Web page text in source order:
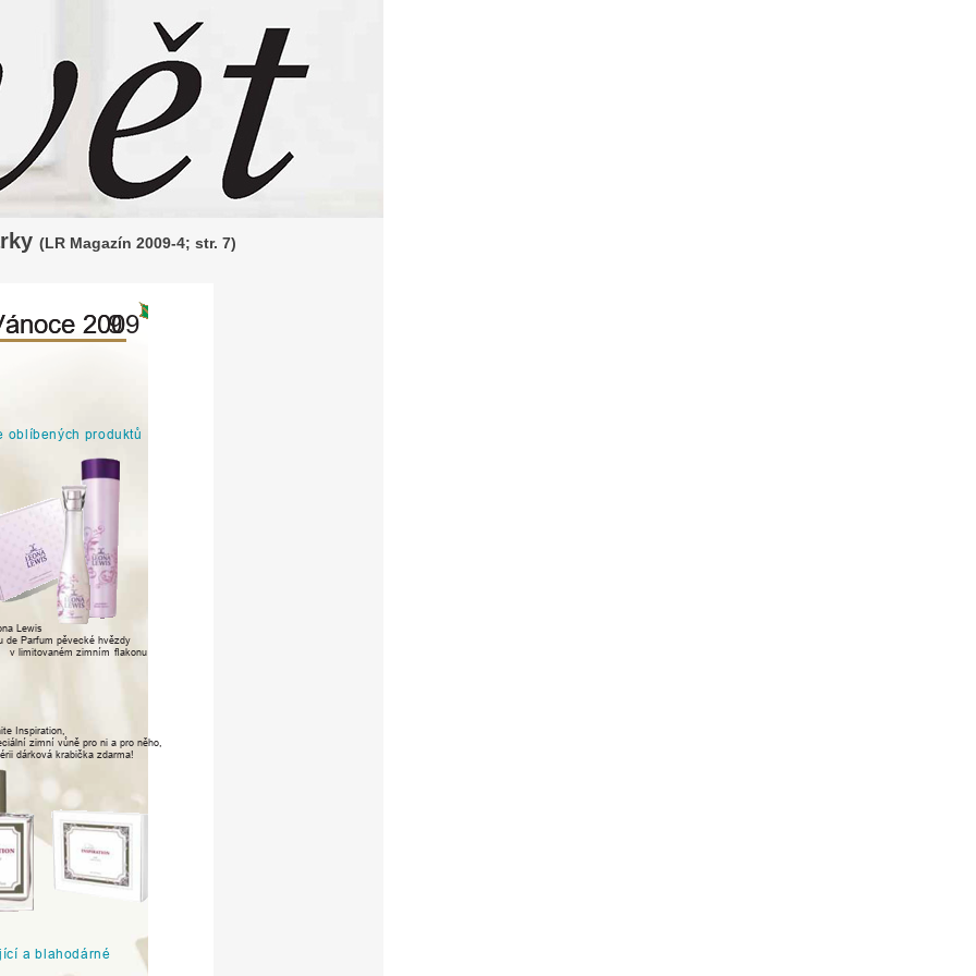
(LR Magazín 2009-4; str. 7)
2009
200
9
oblíbených produktů
Lewis
de Parfum pěvecké hvězdy
v limitovaném zimním ﬂakonu
Inspiration,
zimní vůně pro ni a pro něho,
dárková krabička zdarma!
a blahodárné